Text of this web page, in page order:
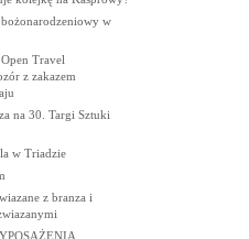
w
Travel
z zakazem
na 30. Targi Sztuki
w Triadzie
z branza i